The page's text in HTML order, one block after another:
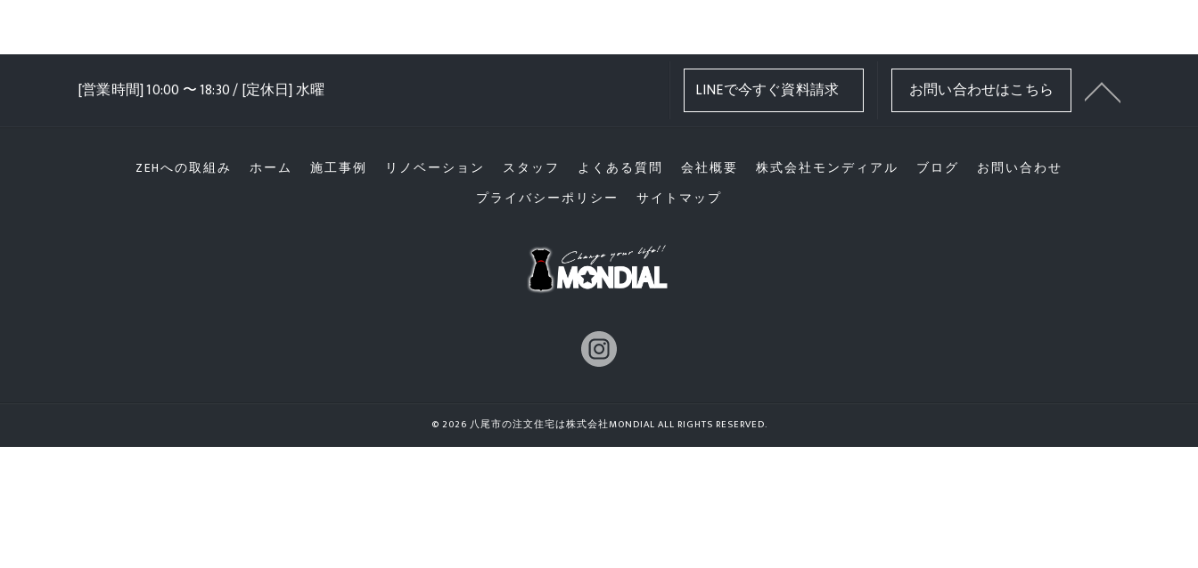
[営業時間] 10:00 〜 18:30 / [定休日] 水曜 LINEで今すぐ資料請求 お問い合わせはこちら
ZEHへの取組み ホーム 施工事例 リノベーション スタッフ よくある質問 会社概要 株式会社モンディアル ブログ
お問い合わせ
プライバシーポリシー
サイトマップ
© 2026 八尾市の注文住宅は株式会社MONDIAL ALL RIGHTS RESERVED.